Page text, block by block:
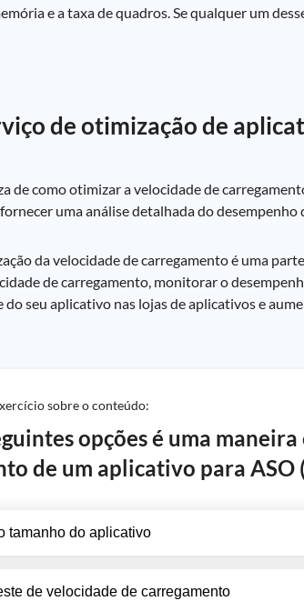
e a taxa de quadros. Se qualquer um
de otimização de
de como otimizar a velocidade de
uma análise detalhada do
da velocidade de carregamento é uma
de carregamento, monitorar o
seu aplicativo nas lojas de aplicativos e
sobre o conteúdo:
opções é uma
de um aplicativo para
tamanho do aplicativo
de velocidade de carregamento